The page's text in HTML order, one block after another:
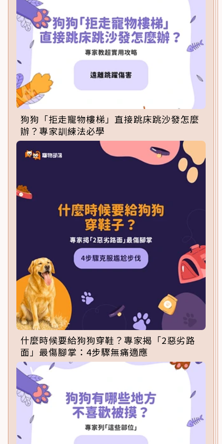
狗狗「拒走寵物樓梯」直接跳床跳沙發怎麼
辦？專家訓練法必學
什麼時候要給狗狗穿鞋？專家揭「2惡劣路
面」最傷腳掌：4步驟無痛適應